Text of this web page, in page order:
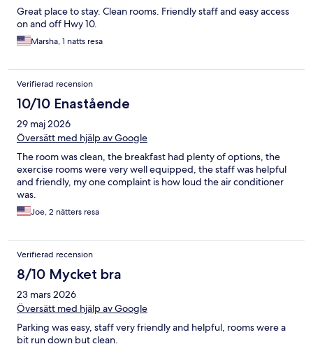
Great place to stay. Clean rooms. Friendly staff and easy access
on and off Hwy 10.
Marsha, 1 natts resa
Verifierad recension
10/10 Enastående
29 maj 2026
Översätt med hjälp av Google
The room was clean, the breakfast had plenty of options, the
exercise rooms were very well equipped, the staff was helpful
and friendly, my one complaint is how loud the air conditioner
was.
Joe, 2 nätters resa
Verifierad recension
8/10 Mycket bra
23 mars 2026
Översätt med hjälp av Google
Parking was easy, staff very friendly and helpful, rooms were a
bit run down but clean.